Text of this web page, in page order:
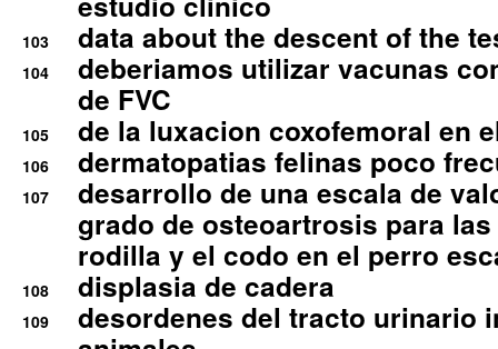
103 data about the descent of the
104
deberiamos utilizar vacunas
de FVC
105 de la luxacion coxofemoral en
106 dermatopatias felinas poco
107
desarrollo de una escala de
grado de osteoartrosis para
rodilla y el codo en el perro
108 displasia de cadera
109
desordenes del tracto urinario